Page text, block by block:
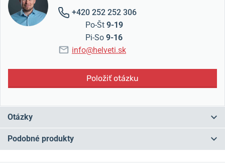
+420 252 252 306
Po-Št 9-19
Pi-So 9-16
info@helveti.sk
Položiť otázku
Otázky
Máte otázku? Zanechajte nám komentár
Podobné produkty